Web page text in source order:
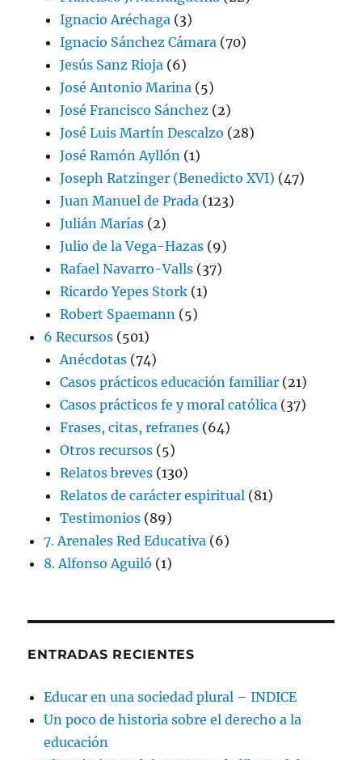
Ignacio Aréchaga (3)
Ignacio Sánchez Cámara (70)
Jesús Sanz Rioja (6)
José Antonio Marina (5)
José Francisco Sánchez (2)
José Luis Martín Descalzo (28)
José Ramón Ayllón (1)
Joseph Ratzinger (Benedicto XVI) (47)
Juan Manuel de Prada (123)
Julián Marías (2)
Julio de la Vega-Hazas (9)
Rafael Navarro-Valls (37)
Ricardo Yepes Stork (1)
Robert Spaemann (5)
6 Recursos (501)
Anécdotas (74)
Casos prácticos educación familiar (21)
Casos prácticos fe y moral católica (37)
Frases, citas, refranes (64)
Otros recursos (5)
Relatos breves (130)
Relatos de carácter espiritual (81)
Testimonios (89)
7. Arenales Red Educativa (6)
8. Alfonso Aguiló (1)
ENTRADAS RECIENTES
Educar en una sociedad plural – INDICE
Un poco de historia sobre el derecho a la
educación